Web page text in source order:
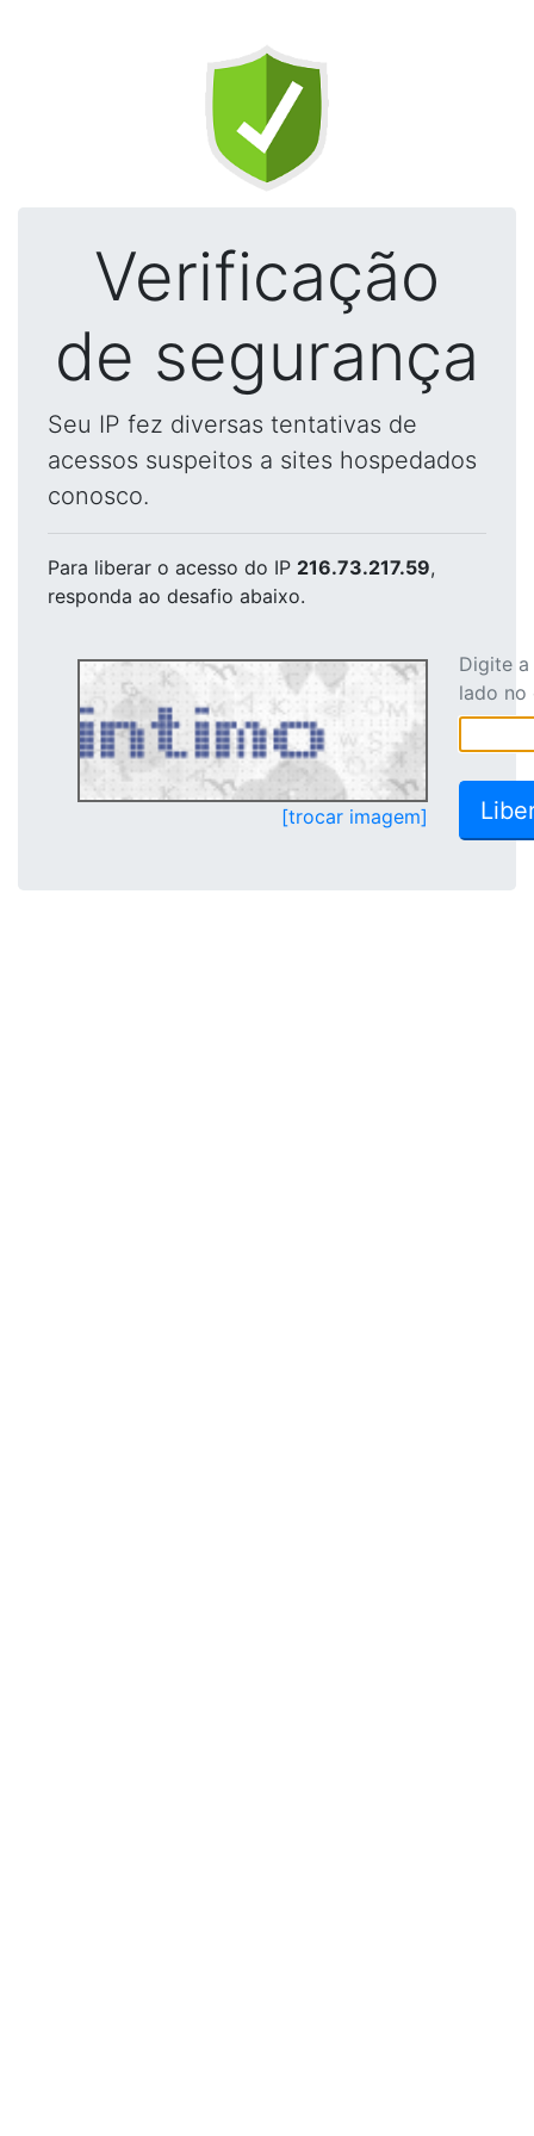
Verificação
de segurança
Seu IP fez diversas tentativas de
acessos suspeitos a sites hospedados
conosco.
Para liberar o acesso do IP 216.73.217.59,
responda ao desafio abaixo.
[trocar imagem]
Digite
lado no